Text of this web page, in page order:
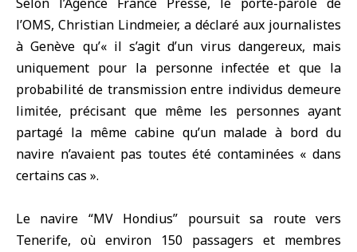
l’OMS, Christian Lindmeier, a déclaré aux journalistes
à Genève qu’« il s’agit d’un virus dangereux, mais
uniquement pour la personne infectée et que la
probabilité de transmission entre individus demeure
limitée, précisant que même les personnes ayant
partagé la même cabine qu’un malade à bord du
navire n’avaient pas toutes été contaminées « dans
certains cas ».
Le navire “MV Hondius” poursuit sa route vers
Tenerife, où environ 150 passagers et membres